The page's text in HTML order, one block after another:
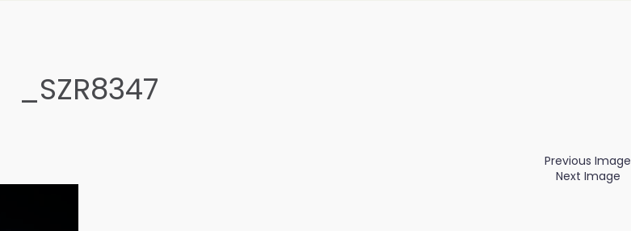
_SZR8347
Previous Image
Next Image